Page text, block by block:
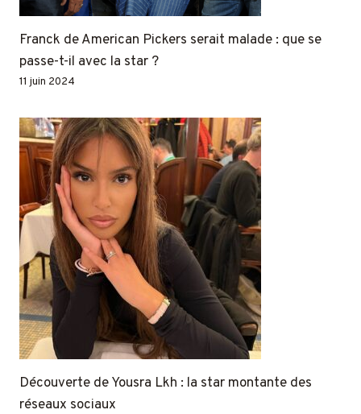
Franck de American Pickers serait malade : que se
passe-t-il avec la star ?
11 juin 2024
Découverte de Yousra Lkh : la star montante des
réseaux sociaux